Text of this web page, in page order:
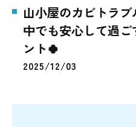
山小屋のカビトラ
中でも安心して過
ント🍀
2025/12/03